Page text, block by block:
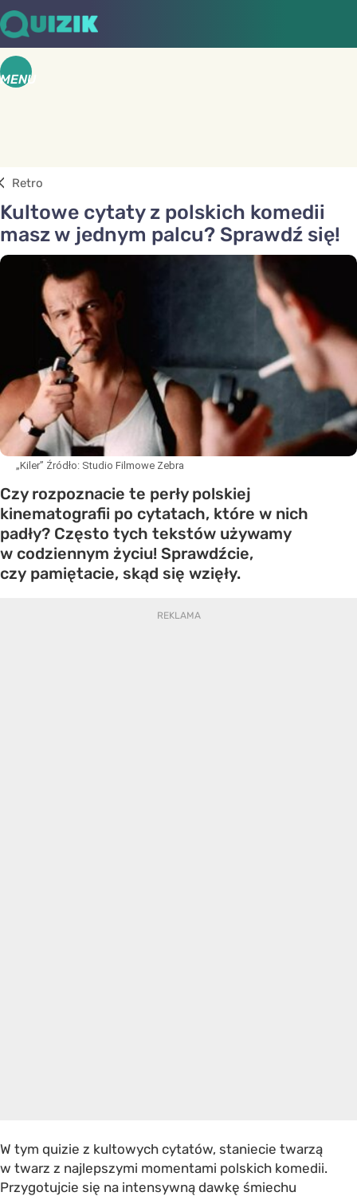
MENU
Retro
Kultowe cytaty z polskich komedii
masz w jednym palcu? Sprawdź się!
„Kiler” Źródło: Studio Filmowe Zebra
Czy rozpoznacie te perły polskiej
kinematografii po cytatach, które w nich
padły? Często tych tekstów używamy
w codziennym życiu! Sprawdźcie,
czy pamiętacie, skąd się wzięły.
W tym quizie z kultowych cytatów, staniecie twarzą
w twarz z najlepszymi momentami polskich komedii.
Przygotujcie się na intensywną dawkę śmiechu